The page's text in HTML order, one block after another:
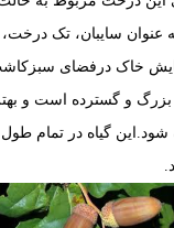
عنوان سایبان، تک
خاک درفضای
بزرگ و گسترده است و
شود. این گیاه در تمام